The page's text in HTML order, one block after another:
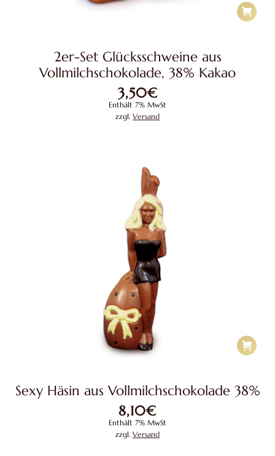
2er-Set Glücksschweine aus
Vollmilchschokolade, 38% Kakao
3,50€
Enthält 7% MwSt
zzgl. Versand
Sexy Häsin aus Vollmilchschokolade 38%
8,10€
Enthält 7% MwSt
zzgl. Versand